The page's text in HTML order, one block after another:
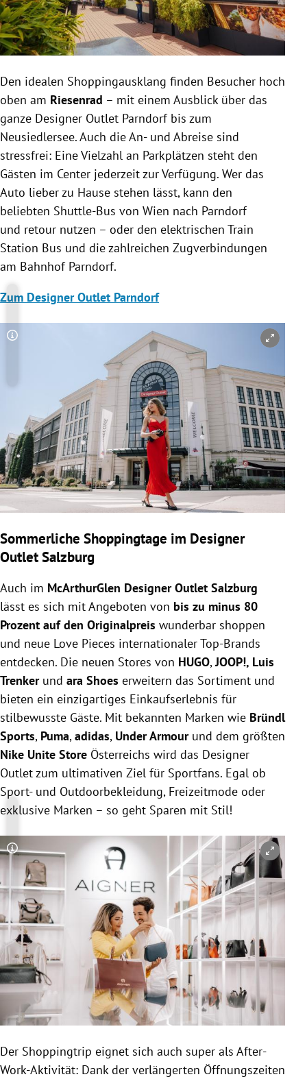
Den idealen Shoppingausklang finden Besucher hoch
oben am Riesenrad – mit einem Ausblick über das
ganze Designer Outlet Parndorf bis zum
Neusiedlersee. Auch die An- und Abreise sind
stressfrei: Eine Vielzahl an Parkplätzen steht den
Gästen im Center jederzeit zur Verfügung. Wer das
Auto lieber zu Hause stehen lässt, kann den
beliebten Shuttle-Bus von Wien nach Parndorf
und retour nutzen – oder den elektrischen Train
Station Bus und die zahlreichen Zugverbindungen
am Bahnhof Parndorf.
Zum Designer Outlet Parndorf
Copyright-Hinweis öffnen/schließen
Sommerliche Shoppingtage im Designer
Outlet Salzburg
Auch im McArthurGlen Designer Outlet Salzburg
lässt es sich mit Angeboten von bis zu minus 80
Prozent auf den Originalpreis wunderbar shoppen
und neue Love Pieces internationaler Top-Brands
entdecken. Die neuen Stores von HUGO,JOOP!, Luis
Trenkerund ara Shoes erweitern das Sortiment und
bieten ein einzigartiges Einkaufserlebnis für
stilbewusste Gäste. Mit bekannten Marken wie Bründl
Sports, Puma,adidas, Under Armourund dem größten
Nike Unite Store Österreichs wird das Designer
Outlet zum ultimativen Ziel für Sportfans. Egal ob
Sport- und Outdoorbekleidung, Freizeitmode oder
exklusive Marken – so geht Sparen mit Stil!
Copyright-Hinweis öffnen/schließen
Der Shoppingtrip eignet sich auch super als After-
Work-Aktivität: Dank der verlängerten Öffnungszeiten